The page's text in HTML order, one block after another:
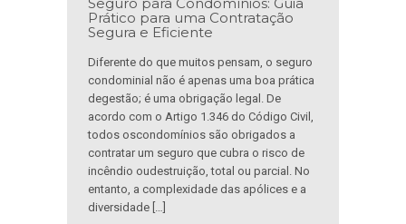
Prático para uma Contratação
Segura e Eficiente
Diferente do que muitos pensam, o seguro
condominial não é apenas uma boa prática
degestão; é uma obrigação legal. De
acordo com o Artigo 1.346 do Código Civil,
todos oscondomínios são obrigados a
contratar um seguro que cubra o risco de
incêndio oudestruição, total ou parcial. No
entanto, a complexidade das apólices e a
diversidade […]